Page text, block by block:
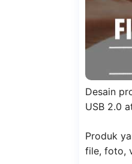
Desain
USB 2.0
Produk
file, foto,